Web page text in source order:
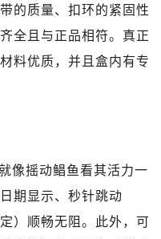
的质量、扣环的紧固性
全且与正品相符。真正
料优质，并且盒内有专
像摇动鲳鱼看其活力一
期显示、秒针跳动
）顺畅无阻。此外，可